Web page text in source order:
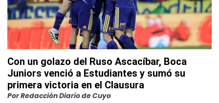
Con un golazo del Ruso Ascacíbar, Boca
Juniors venció a Estudiantes y sumó su
primera victoria en el Clausura
PorRedacción Diario de Cuyo